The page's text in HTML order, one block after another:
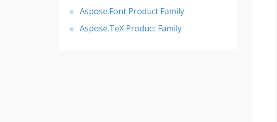
Aspose.Font Product Family
Aspose.TeX Product Family